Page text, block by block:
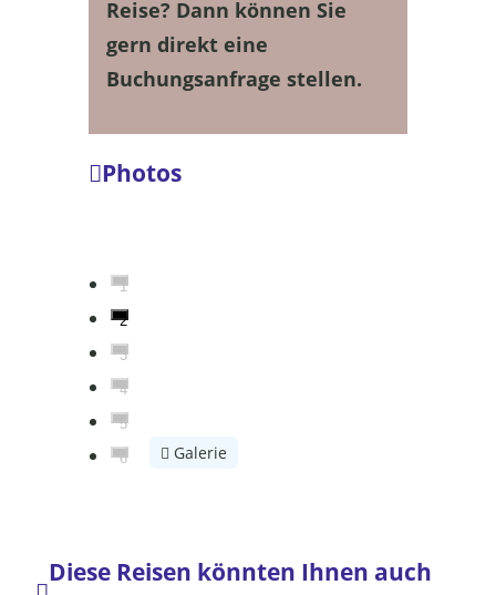
Reise? Dann können Sie
gern direkt eine
Buchungsanfrage stellen.
Photos
1
2
3
4
5
6 Galerie
Diese Reisen könnten Ihnen auch